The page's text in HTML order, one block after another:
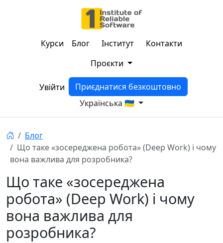
Курси Блог Інститут
Контакти
Проєкти
Увійти
Приєднатися безкоштовно
Українська 🇺🇦
Блог
Що таке «зосереджена робота» (Deep Work) і чому
вона важлива для розробника?
Що таке «зосереджена
робота» (Deep Work) і чому
вона важлива для
розробника?